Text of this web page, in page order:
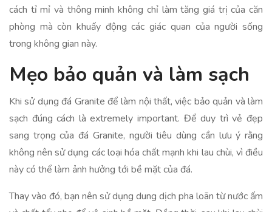
cách tỉ mỉ và thông minh không chỉ làm tăng giá trị của căn
phòng mà còn khuấy động các giác quan của người sống
trong không gian này.
Mẹo bảo quản và làm sạch
Khi sử dụng đá Granite để làm nội thất, việc bảo quản và làm
sạch đúng cách là extremely important. Để duy trì vẻ đẹp
sang trọng của đá Granite, người tiêu dùng cần lưu ý rằng
không nên sử dụng các loại hóa chất mạnh khi lau chùi, vì điều
này có thể làm ảnh hưởng tới bề mặt của đá.
Thay vào đó, bạn nên sử dụng dung dịch pha loãn từ nước ấm